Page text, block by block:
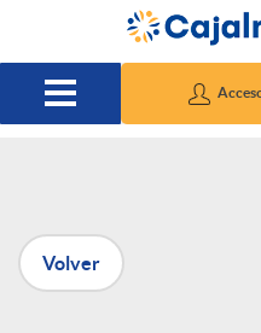
Saltar al contenido principal
P
u
Volver